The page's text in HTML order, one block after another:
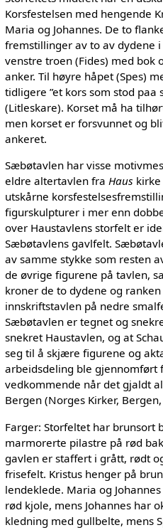
Korsfestelsen med hengende
Maria og Johannes. De to
fremstillinger av to av dydene
venstre troen (Fides) med bok
anker. Til høyre håpet (Spes)
tidligere ”et kors som stod paa
(Litleskare). Korset må ha
men korset er forsvunnet og
ankeret.
Sæbøtavlen har visse
eldre altertavlen fra Haus
utskårne
figurskulpturer i mer enn
over Haustavlens storfelt er
Sæbøtavlens gavlfelt.
av samme stykke som resten
de øvrige figurene på tavlen,
kroner de to dydene og
innskriftstavlen på nedre
Sæbøtavlen er tegnet og
snekret Haustavlen, og at
seg til å skjære figurene og
arbeidsdeling ble gjennomført
vedkommende når det gjaldt
Bergen (Norges Kirker,
Farger: Storfeltet har brunsort
marmorerte pilastre på rød
gavlen er staffert i grått, rødt
frisefelt. Kristus henger på
lendeklede. Maria og
rød kjole, mens Johannes har
kledning med gullbelte, mens